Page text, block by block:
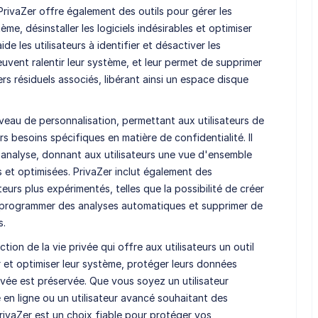
offre également des outils pour gérer les
désinstaller les logiciels indésirables et optimiser
les utilisateurs à identifier et désactiver les
ralentir leur système, et leur permet de supprimer
résiduels associés, libérant ainsi un espace disque
de personnalisation, permettant aux utilisateurs de
besoins spécifiques en matière de confidentialité. Il
donnant aux utilisateurs une vue d'ensemble
optimisées. PrivaZer inclut également des
plus expérimentés, telles que la possibilité de créer
des analyses automatiques et supprimer de
de la vie privée qui offre aux utilisateurs un outil
optimiser leur système, protéger leurs données
est préservée. Que vous soyez un utilisateur
ligne ou un utilisateur avancé souhaitant des
est un choix fiable pour protéger vos